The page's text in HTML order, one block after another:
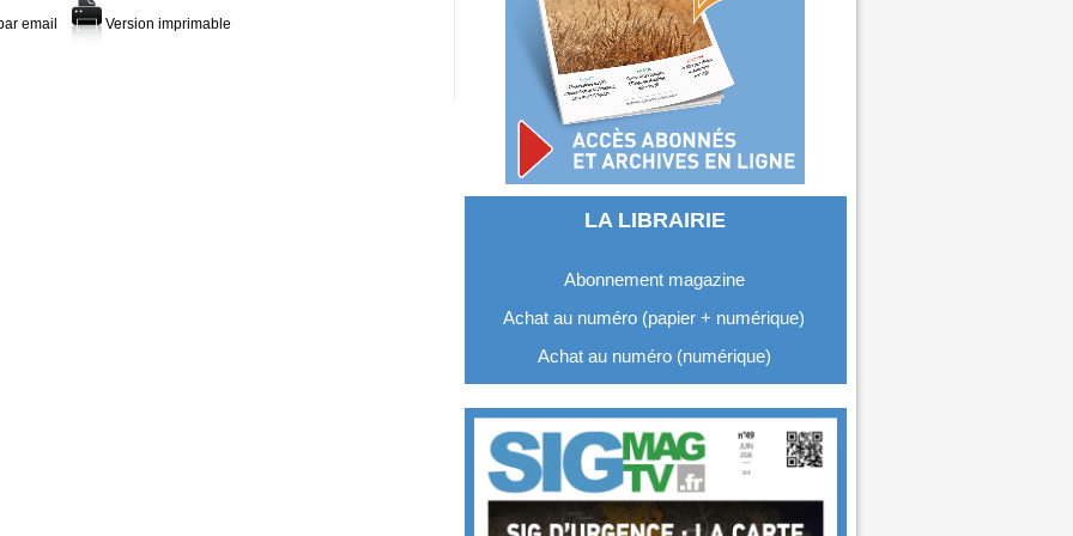
email Version imprimable
LA LIBRAIRIE
Abonnement magazine
Achat au numéro (papier + numérique)
Achat au numéro (numérique)